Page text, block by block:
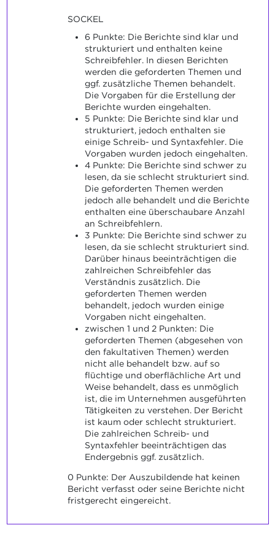
SOCKEL
6 Punkte: Die Berichte sind klar und
strukturiert und enthalten keine
Schreibfehler. In diesen Berichten
werden die geforderten Themen und
ggf. zusätzliche Themen behandelt.
Die Vorgaben für die Erstellung der
Berichte wurden eingehalten.
5 Punkte: Die Berichte sind klar und
strukturiert, jedoch enthalten sie
einige Schreib- und Syntaxfehler. Die
Vorgaben wurden jedoch eingehalten.
4 Punkte: Die Berichte sind schwer zu
lesen, da sie schlecht strukturiert sind.
Die geforderten Themen werden
jedoch alle behandelt und die Berichte
enthalten eine überschaubare Anzahl
an Schreibfehlern.
3 Punkte: Die Berichte sind schwer zu
lesen, da sie schlecht strukturiert sind.
Darüber hinaus beeinträchtigen die
zahlreichen Schreibfehler das
Verständnis zusätzlich. Die
geforderten Themen werden
behandelt, jedoch wurden einige
Vorgaben nicht eingehalten.
zwischen 1 und 2 Punkten: Die
geforderten Themen (abgesehen von
den fakultativen Themen) werden
nicht alle behandelt bzw. auf so
flüchtige und oberflächliche Art und
Weise behandelt, dass es unmöglich
ist, die im Unternehmen ausgeführten
Tätigkeiten zu verstehen. Der Bericht
ist kaum oder schlecht strukturiert.
Die zahlreichen Schreib- und
Syntaxfehler beeinträchtigen das
Endergebnis ggf. zusätzlich.
0 Punkte: Der Auszubildende hat keinen
Bericht verfasst oder seine Berichte nicht
fristgerecht eingereicht.